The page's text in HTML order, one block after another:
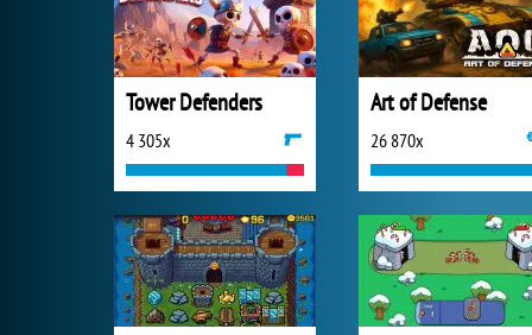
Tower Defenders
4 305x
Art of Defense
26 870x